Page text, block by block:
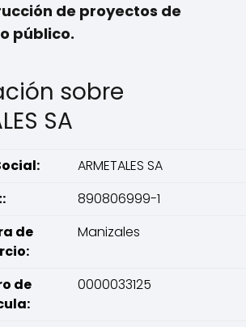
de proyectos de
público.
sobre
SA
ARMETALES SA
890806999-1
de
Manizales
de
0000033125